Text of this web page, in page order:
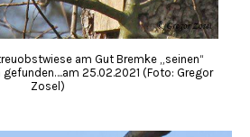
am Gut Bremke „seinen“
25.02.2021 (Foto: Gregor
Zosel)